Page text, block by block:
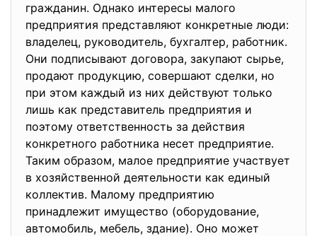
гражданин. Однако интересы малого
предприятия представляют конкретные люди:
владелец, руководитель, бухгалтер, работник.
Они подписывают договора, закупают сырье,
продают продукцию, совершают сделки, но
при этом каждый из них действуют только
лишь как представитель предприятия и
поэтому ответственность за действия
конкретного работника несет предприятие.
Таким образом, малое предприятие участвует
в хозяйственной деятельности как единый
коллектив. Малому предприятию
принадлежит имущество (оборудование,
автомобиль, мебель, здание). Оно может